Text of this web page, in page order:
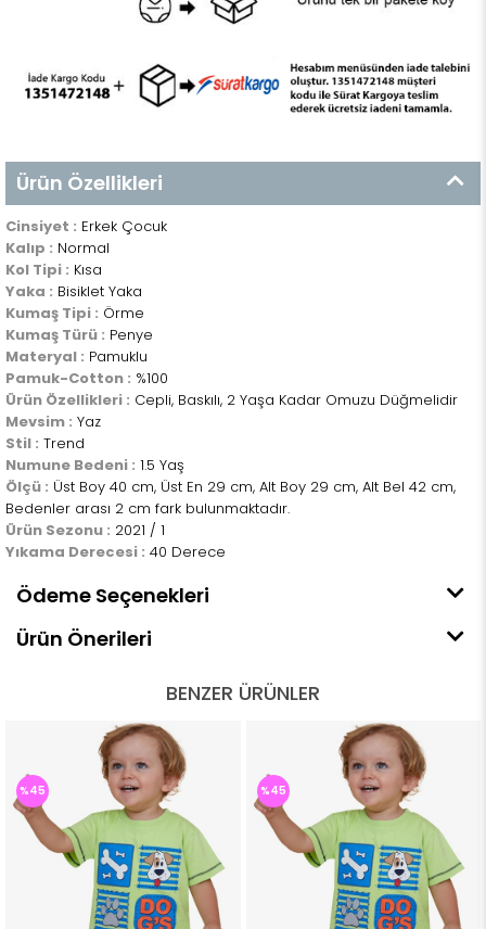
Ürün Özellikleri
Cinsiyet : Erkek Çocuk
Kalıp : Normal
Kol Tipi : Kısa
Yaka : Bisiklet Yaka
Kumaş Tipi : Örme
Kumaş Türü : Penye
Materyal : Pamuklu
Pamuk-Cotton : %100
Ürün Özellikleri : Cepli, Baskılı, 2 Yaşa Kadar Omuzu Düğmelidir
Mevsim : Yaz
Stil : Trend
Numune Bedeni : 1.5 Yaş
Ölçü : Üst Boy 40 cm, Üst En 29 cm, Alt Boy 29 cm, Alt Bel 42 cm,
Bedenler arası 2 cm fark bulunmaktadır.
Ürün Sezonu : 2021 / 1
Yıkama Derecesi : 40 Derece
Ödeme Seçenekleri
Ürün Önerileri
BENZER ÜRÜNLER
%45 %45